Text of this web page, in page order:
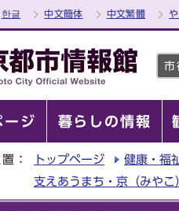
한글 中文簡体 中文繁體
市
ージ 暮らしの情報
： トップページ 健康・福
支えあうまち・京（みやこ